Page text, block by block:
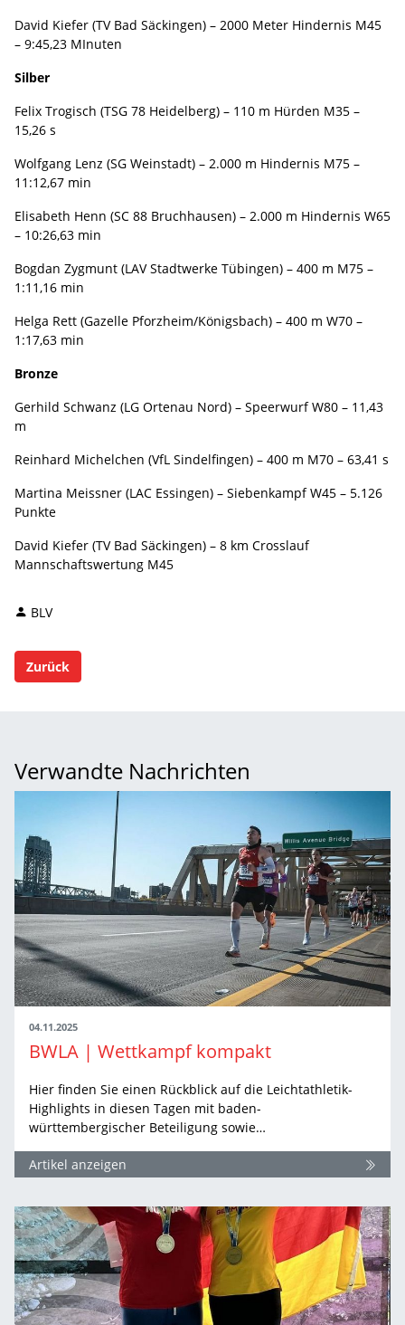
David Kiefer (TV Bad Säckingen) – 2000 Meter Hindernis M45
– 9:45,23 MInuten
Silber
Felix Trogisch (TSG 78 Heidelberg) – 110 m Hürden M35 –
15,26 s
Wolfgang Lenz (SG Weinstadt) – 2.000 m Hindernis M75 –
11:12,67 min
Elisabeth Henn (SC 88 Bruchhausen) – 2.000 m Hindernis W65
– 10:26,63 min
Bogdan Zygmunt (LAV Stadtwerke Tübingen) – 400 m M75 –
1:11,16 min
Helga Rett (Gazelle Pforzheim/Königsbach) – 400 m W70 –
1:17,63 min
Bronze
Gerhild Schwanz (LG Ortenau Nord) – Speerwurf W80 – 11,43
m
Reinhard Michelchen (VfL Sindelfingen) – 400 m M70 – 63,41 s
Martina Meissner (LAC Essingen) – Siebenkampf W45 – 5.126
Punkte
David Kiefer (TV Bad Säckingen) – 8 km Crosslauf
Mannschaftswertung M45
BLV
Zurück
Verwandte Nachrichten
04.11.2025
BWLA | Wettkampf kompakt
Hier finden Sie einen Rückblick auf die Leichtathletik-
Highlights in diesen Tagen mit baden-
württembergischer Beteiligung sowie…
Artikel anzeigen